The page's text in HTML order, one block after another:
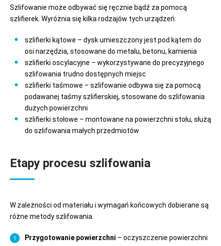
Szlifowanie może odbywać się ręcznie bądź za pomocą
szlifierek. Wyróżnia się kilka rodzajów tych urządzeń:
szlifierki kątowe – dysk umieszczony jest pod kątem do
osi narzędzia, stosowane do metalu, betonu, kamienia
szlifierki oscylacyjne – wykorzystywane do precyzyjnego
szlifowania trudno dostępnych miejsc
szlifierki taśmowe – szlifowanie odbywa się za pomocą
podawanej taśmy szlifierskiej, stosowane do szlifowania
dużych powierzchni
szlifierki stołowe – montowane na powierzchni stołu, służą
do szlifowania małych przedmiotów
Etapy procesu szlifowania
W zależności od materiału i wymagań końcowych dobierane są
różne metody szlifowania.
Przygotowanie powierzchni – oczyszczenie powierzchni